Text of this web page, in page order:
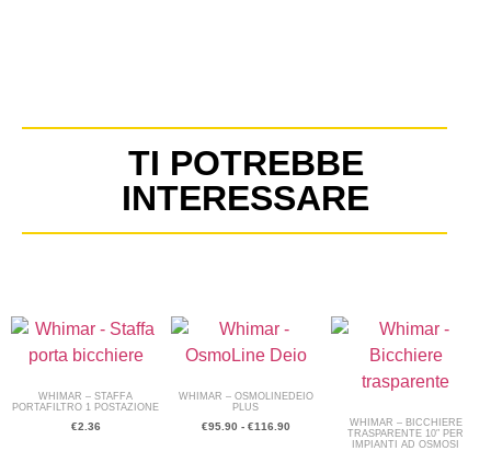
TI POTREBBE
INTERESSARE
WHIMAR – STAFFA
PORTAFILTRO 1 POSTAZIONE
€2.36
WHIMAR – OSMOLINEDEIO
PLUS
€95.90 - €116.90
WHIMAR – BICCHIERE
TRASPARENTE 10″ PER
IMPIANTI AD OSMOSI